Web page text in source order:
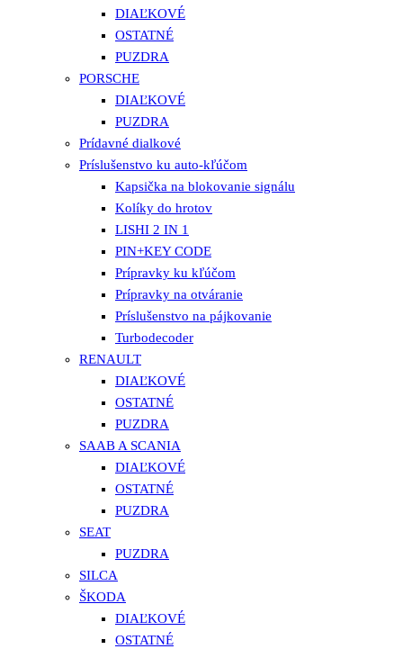
DIAĽKOVÉ
OSTATNÉ
PUZDRA
PORSCHE
DIAĽKOVÉ
PUZDRA
Prídavné dialkové
Príslušenstvo ku auto-kľúčom
Kapsička na blokovanie signálu
Kolíky do hrotov
LISHI 2 IN 1
PIN+KEY CODE
Prípravky ku kľúčom
Prípravky na otváranie
Príslušenstvo na pájkovanie
Turbodecoder
RENAULT
DIAĽKOVÉ
OSTATNÉ
PUZDRA
SAAB A SCANIA
DIAĽKOVÉ
OSTATNÉ
PUZDRA
SEAT
PUZDRA
SILCA
ŠKODA
DIAĽKOVÉ
OSTATNÉ